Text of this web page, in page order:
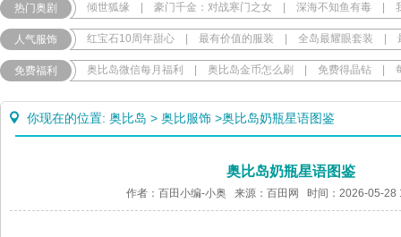
热门奥剧 倾世狐缘 豪门千金：对战寒门之女 深海不知鱼有毒
人气服饰 红宝石10周年甜心 最有价值的服装 全岛最耀眼套装
免费福利 奥比岛微信每月福利 奥比岛金币怎么刷 免费得晶钻
你现在的位置: 奥比岛 > 奥比服饰 >奥比岛奶瓶星语图鉴
奥比岛奶瓶星语图鉴
作者：百田小编-小奥 来源：百田网 时间：2026-05-